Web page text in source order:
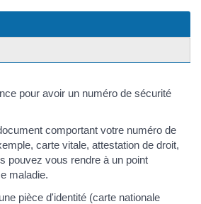
pour avoir un numéro de sécurité
comportant votre numéro de
carte vitale, attestation de droit,
pouvez vous rendre à un point
maladie.
pièce d'identité (carte nationale